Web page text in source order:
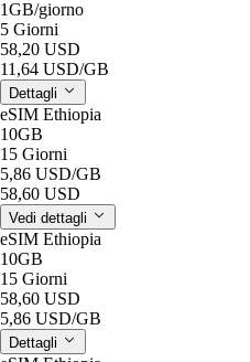
1GB/giorno
5 Giorni
58,20 USD
11,64 USD/GB
Dettagli
eSIM Ethiopia
10GB
15 Giorni
5,86 USD/GB
58,60 USD
Vedi dettagli
eSIM Ethiopia
10GB
15 Giorni
58,60 USD
5,86 USD/GB
Dettagli